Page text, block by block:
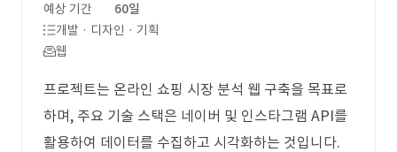
예상 기간
60일
개발 · 디자인 · 기획
웹
프로젝트는 온라인 쇼핑 시장 분석 웹 구축을 목표로
하며, 주요 기술 스택은 네이버 및 인스타그램 API를
활용하여 데이터를 수집하고 시각화하는 것입니다.